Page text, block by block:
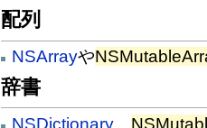
配列
NSArrayや
辞書
NSDictionary、